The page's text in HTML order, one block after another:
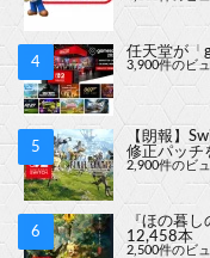
任天堂が「
3,900件のビ
【朗報】
修正パッチ
2,900件のビ
『ほの暮
12,458本
2,500件のビ